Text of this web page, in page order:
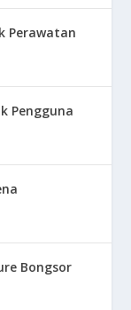
Perawatan
Pengguna
Bongsor